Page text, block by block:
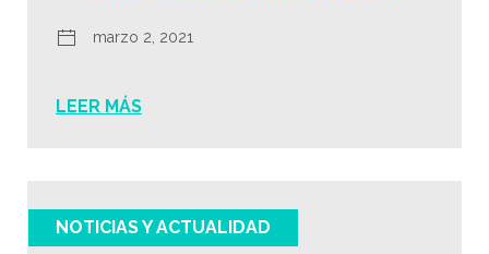
marzo 2, 2021
LEER MÁS
NOTICIAS Y ACTUALIDAD